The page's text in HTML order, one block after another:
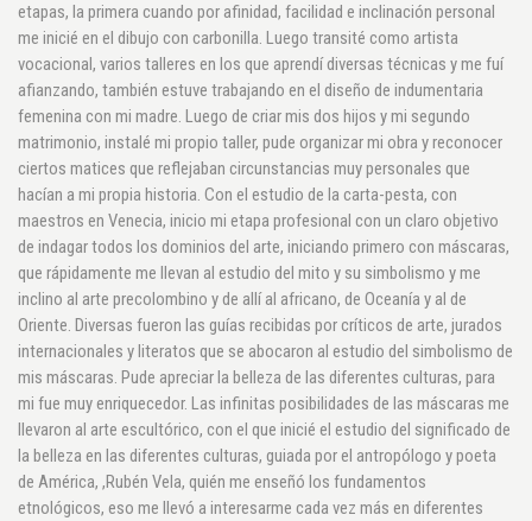
etapas, la primera cuando por afinidad, facilidad e inclinación personal
me inicié en el dibujo con carbonilla. Luego transité como artista
vocacional, varios talleres en los que aprendí diversas técnicas y me fuí
afianzando, también estuve trabajando en el diseño de indumentaria
femenina con mi madre. Luego de criar mis dos hijos y mi segundo
matrimonio, instalé mi propio taller, pude organizar mi obra y reconocer
ciertos matices que reflejaban circunstancias muy personales que
hacían a mi propia historia. Con el estudio de la carta-pesta, con
maestros en Venecia, inicio mi etapa profesional con un claro objetivo
de indagar todos los dominios del arte, iniciando primero con máscaras,
que rápidamente me llevan al estudio del mito y su simbolismo y me
inclino al arte precolombino y de allí al africano, de Oceanía y al de
Oriente. Diversas fueron las guías recibidas por críticos de arte, jurados
internacionales y literatos que se abocaron al estudio del simbolismo de
mis máscaras. Pude apreciar la belleza de las diferentes culturas, para
mi fue muy enriquecedor. Las infinitas posibilidades de las máscaras me
llevaron al arte escultórico, con el que inicié el estudio del significado de
la belleza en las diferentes culturas, guiada por el antropólogo y poeta
de América, ,Rubén Vela, quién me enseñó los fundamentos
etnológicos, eso me llevó a interesarme cada vez más en diferentes